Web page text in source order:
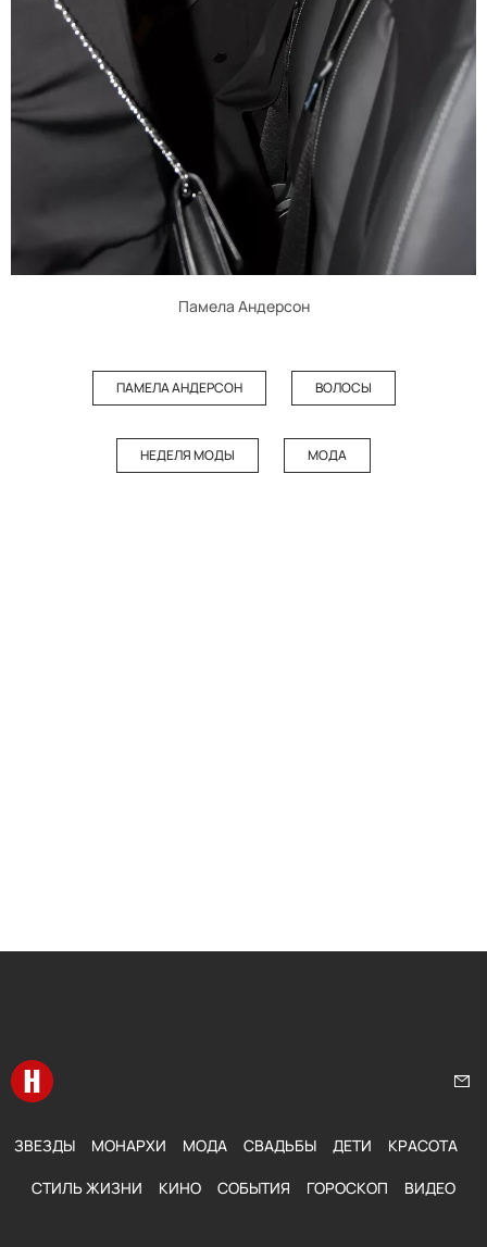
Памела Андерсон
ПАМЕЛА АНДЕРСОН ВОЛОСЫ
НЕДЕЛЯ МОДЫ МОДА
Перейти на главную
ЗВЕЗДЫ МОНАРХИ МОДА СВАДЬБЫ ДЕТИ КРАСОТА
СТИЛЬ ЖИЗНИ КИНО СОБЫТИЯ ГОРОСКОП ВИДЕО